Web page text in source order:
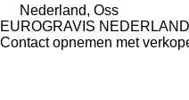
Nederland, Oss
EUROGRAVIS NEDERLAND
Contact opnemen met